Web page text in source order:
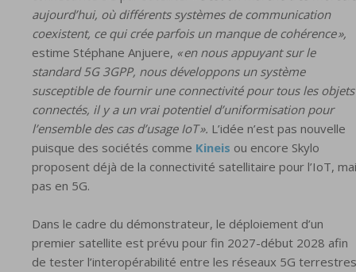
aujourd’hui, où différents systèmes de communication
coexistent, ce qui crée parfois un manque de cohérence »,
estime Stéphane Anjuere, « en nous appuyant sur le
standard 5G 3GPP, nous développons un système
susceptible de fournir une connectivité pour tous les objets
connectés, il y a un vrai potentiel d’uniformisation pour
l’ensemble des cas d’usage IoT ». L’idée n’est pas nouvelle
puisque des sociétés comme Kineis ou encore Skylo
proposent déjà de la connectivité satellitaire pour l’IoT,
pas en 5G.
Dans le cadre du démonstrateur, le déploiement d’un
premier satellite est prévu pour fin 2027-début 2028 afin
de tester l’interopérabilité entre les réseaux 5G terrestres